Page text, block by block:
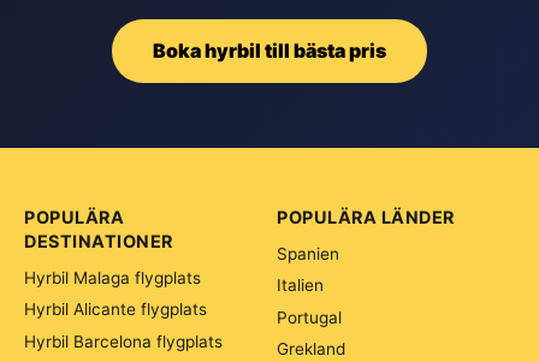
Boka hyrbil till bästa pris
POPULÄRA
DESTINATIONER
Hyrbil Malaga flygplats
Hyrbil Alicante flygplats
Hyrbil Barcelona flygplats
POPULÄRA LÄNDER
Spanien
Italien
Portugal
Grekland